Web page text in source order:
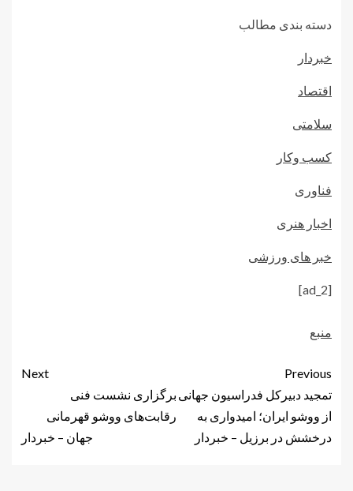
دسته بندی مطالب
خبردار
اقتصاد
سلامتی
کسب وکار
فناوری
اخبار هنری
خبر های ورزشی
[ad_2]
منبع
Previous
تمجید دبیرکل فدراسیون جهانی
از ووشو ایران؛ امیدواری به
درخشش در برزیل – خبردار
Next
برگزاری نشست فنی
رقابت‌های ووشو قهرمانی
جهان – خبردار